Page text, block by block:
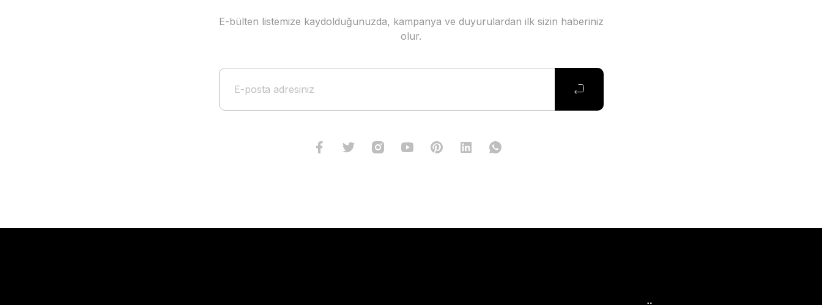
E-bülten listemize kaydolduğunuzda, kampanya ve duyurulardan ilk sizin haberiniz
olur.